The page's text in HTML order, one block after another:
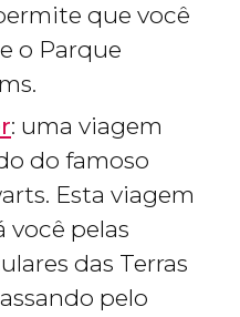
que você
o Parque
: uma viagem
do famoso
Esta viagem
você pelas
das Terras
pelo